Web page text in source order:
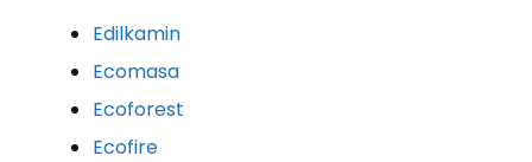
Edilkamin
Ecomasa
Ecoforest
Ecofire